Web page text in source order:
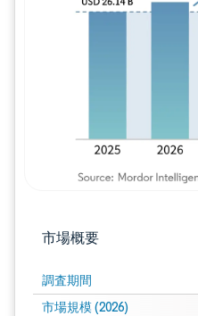
市場概要
調査期間
市場規模 (2026)